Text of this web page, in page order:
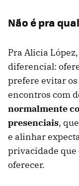
Não é pra
Pra Alicia
diferencial:
prefere evitar
encontros com
normalmente
presenciais,
e alinhar
privacidade que
oferecer.